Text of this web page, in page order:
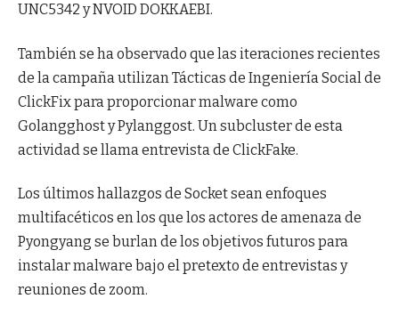
UNC5342 y NVOID DOKKAEBI.
También se ha observado que las iteraciones recientes
de la campaña utilizan Tácticas de Ingeniería Social de
ClickFix para proporcionar malware como
Golangghost y Pylanggost. Un subcluster de esta
actividad se llama entrevista de ClickFake.
Los últimos hallazgos de Socket sean enfoques
multifacéticos en los que los actores de amenaza de
Pyongyang se burlan de los objetivos futuros para
instalar malware bajo el pretexto de entrevistas y
reuniones de zoom.